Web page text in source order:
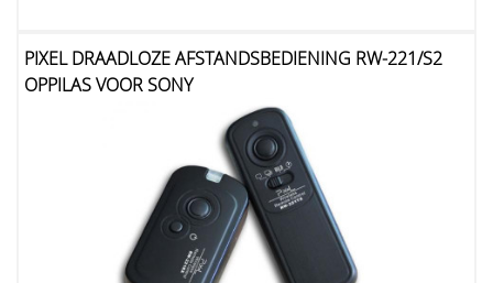
PIXEL DRAADLOZE AFSTANDSBEDIENING RW-221/S2
OPPILAS VOOR SONY